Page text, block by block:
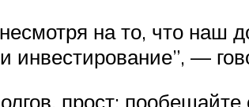
на то, что наш
инвестирование”, —
прост: